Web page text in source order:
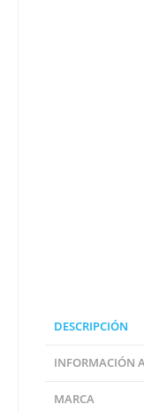
DESCRIPCIÓN
INFORMACIÓN
MARCA